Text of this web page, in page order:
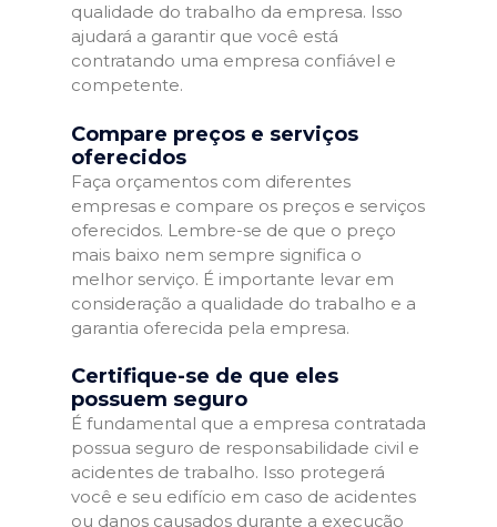
qualidade do trabalho da empresa. Isso
ajudará a garantir que você está
contratando uma empresa confiável e
competente.
Compare preços e serviços
oferecidos
Faça orçamentos com diferentes
empresas e compare os preços e serviços
oferecidos. Lembre-se de que o preço
mais baixo nem sempre significa o
melhor serviço. É importante levar em
consideração a qualidade do trabalho e a
garantia oferecida pela empresa.
Certifique-se de que eles
possuem seguro
É fundamental que a empresa contratada
possua seguro de responsabilidade civil e
acidentes de trabalho. Isso protegerá
você e seu edifício em caso de acidentes
ou danos causados durante a execução